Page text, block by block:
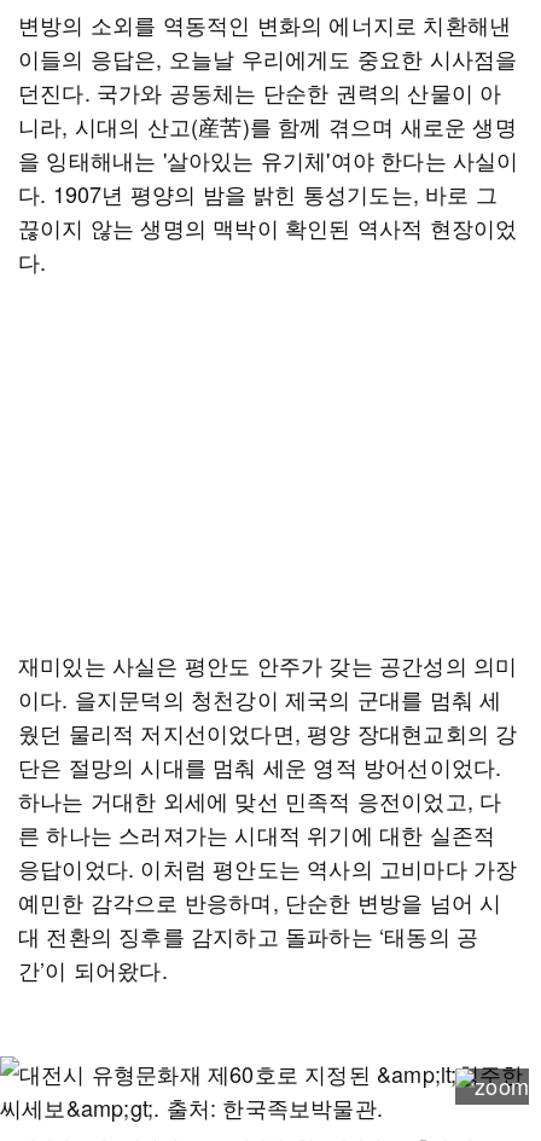
변방의 소외를 역동적인 변화의 에너지로 치환해낸
이들의 응답은, 오늘날 우리에게도 중요한 시사점을
던진다. 국가와 공동체는 단순한 권력의 산물이 아
니라, 시대의 산고(産苦)를 함께 겪으며 새로운 생명
을 잉태해내는 '살아있는 유기체'여야 한다는 사실이
다. 1907년 평양의 밤을 밝힌 통성기도는, 바로 그
끊이지 않는 생명의 맥박이 확인된 역사적 현장이었
다.
재미있는 사실은 평안도 안주가 갖는 공간성의 의미
이다. 을지문덕의 청천강이 제국의 군대를 멈춰 세
웠던 물리적 저지선이었다면, 평양 장대현교회의 강
단은 절망의 시대를 멈춰 세운 영적 방어선이었다.
하나는 거대한 외세에 맞선 민족적 응전이었고, 다
른 하나는 스러져가는 시대적 위기에 대한 실존적
응답이었다. 이처럼 평안도는 역사의 고비마다 가장
예민한 감각으로 반응하며, 단순한 변방을 넘어 시
대 전환의 징후를 감지하고 돌파하는 ‘태동의 공
간’이 되어왔다.